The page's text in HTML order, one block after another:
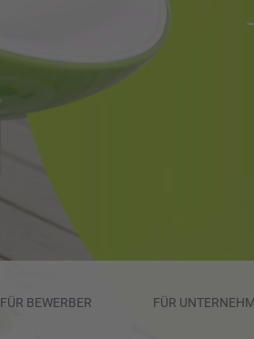
FÜR BEWERBER FÜR